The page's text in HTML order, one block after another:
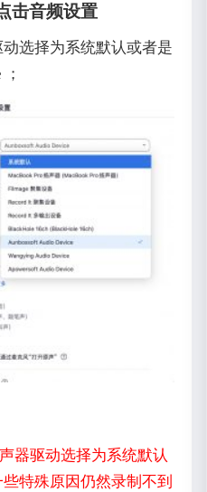
击音频设置
选择为系统默认或者是
器驱动选择为系统默认
特殊原因仍然录制不到